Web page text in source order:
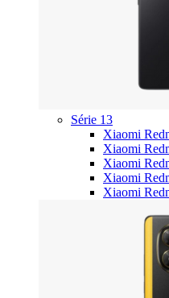
Série 13
Xiaomi
Xiaomi
Xiaomi
Xiaomi
Xiaomi